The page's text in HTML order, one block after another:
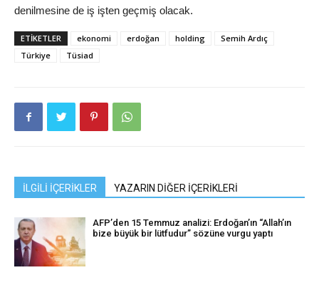
denilmesine de iş işten geçmiş olacak.
ETIKETLER ekonomi erdoğan holding
Semih Ardıç
Türkiye
Tüsiad
İLGİLİ İÇERİKLER YAZARIN DİĞER İÇERİKLERİ
AFP’den 15 Temmuz analizi: Erdoğan’ın “Allah’ın
bize büyük bir lütfudur” sözüne vurgu yaptı